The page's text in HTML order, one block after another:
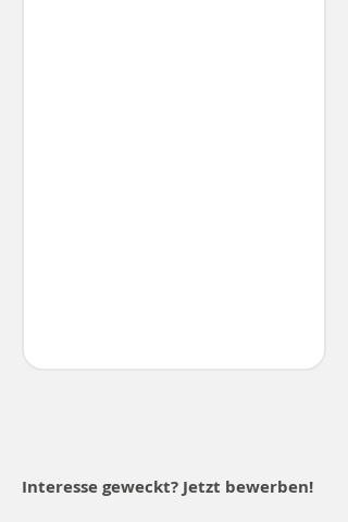
Interesse geweckt? Jetzt bewerben!